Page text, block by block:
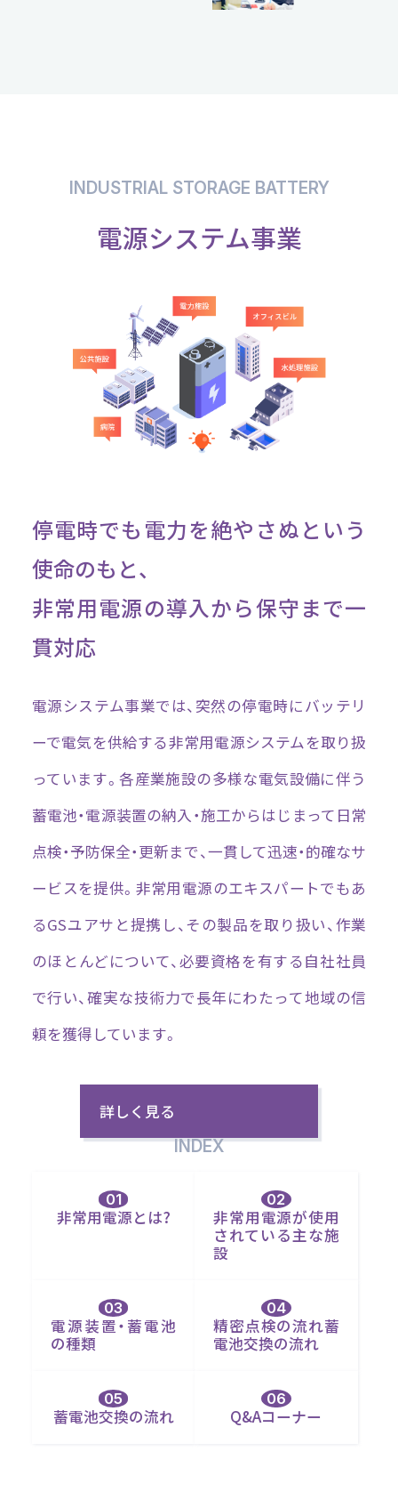
INDUSTRIAL STORAGE BATTERY
電源システム事業
停電時でも電力を絶やさぬという
使命のもと、
非常用電源の導入から保守まで一
貫対応
電源システム事業では、突然の停電時にバッテリ
ーで電気を供給する非常用電源システムを取り扱
っています。各産業施設の多様な電気設備に伴う
蓄電池・電源装置の納入・施工からはじまって日常
点検・予防保全・更新まで、一貫して迅速・的確なサ
ービスを提供。非常用電源のエキスパートでもあ
るGSユアサと提携し、その製品を取り扱い、作業
のほとんどについて、必要資格を有する自社社員
で行い、確実な技術力で長年にわたって地域の信
頼を獲得しています。
詳しく見る
INDEX
非常用電源とは?
非常用電源が使用
されている主な施
設
電源装置・蓄電池
の種類
精密点検の流れ蓄
電池交換の流れ
蓄電池交換の流れ Q&Aコーナー